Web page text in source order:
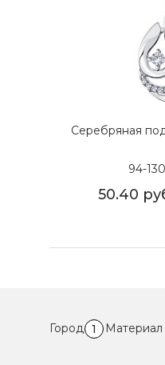
Серебряная
94-
50.40
Город 1 Материал